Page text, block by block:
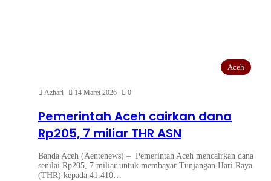
Aceh
Azhari 14 Maret 2026 0
Pemerintah Aceh cairkan dana
Rp205, 7 miliar THR ASN
Banda Aceh (Aentenews) – Pemerintah Aceh mencairkan dana
senilai Rp205, 7 miliar untuk membayar Tunjangan Hari Raya
(THR) kepada 41.410…